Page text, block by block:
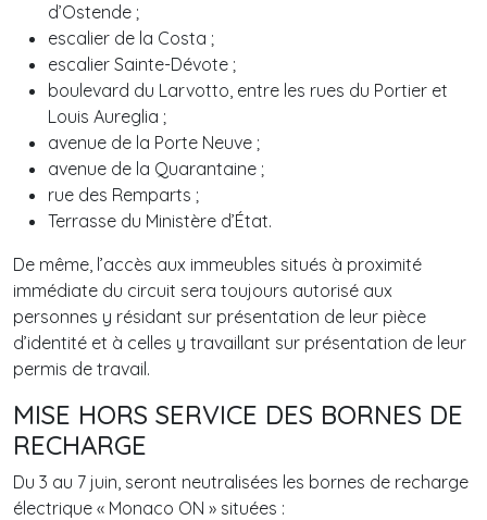
d’Ostende ;
escalier de la Costa ;
escalier Sainte-Dévote ;
boulevard du Larvotto, entre les rues du Portier et
Louis Aureglia ;
avenue de la Porte Neuve ;
avenue de la Quarantaine ;
rue des Remparts ;
Terrasse du Ministère d’État.
De même, l’accès aux immeubles situés à proximité
immédiate du circuit sera toujours autorisé aux
personnes y résidant sur présentation de leur pièce
d’identité et à celles y travaillant sur présentation de leur
permis de travail.
MISE HORS SERVICE DES BORNES DE
RECHARGE
Du 3 au 7 juin, seront neutralisées les bornes de recharge
électrique « Monaco ON » situées :